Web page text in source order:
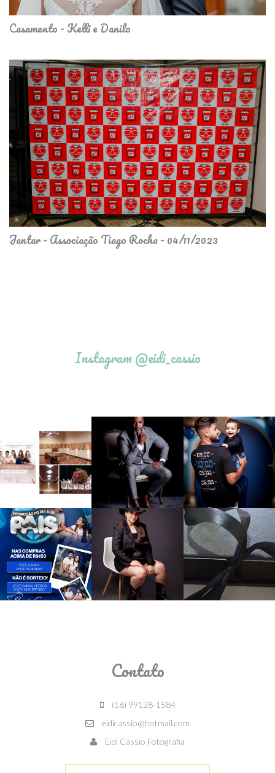
Casamento - Kelli e Danilo
Jantar - Associação Tiago Rocha - 04/11/2023
Instagram @eidi_cassio
Contato
(16) 99128-1584
eidicassio@hotmail.com
Eidi Cássio Fotografia